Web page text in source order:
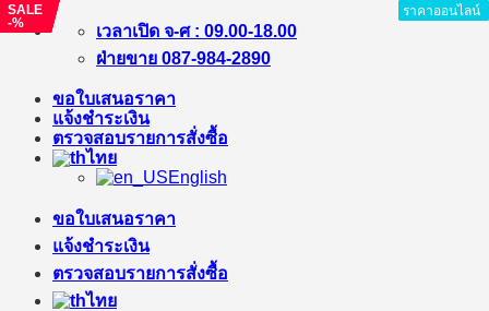
ข้าม
เนื้อหา
เวลาเปิด จ-ศ : 09.00-18.00
ฝ่ายขาย 087-984-2890
ขอใบเสนอราคา
แจ้งชำระเงิน
ตรวจสอบรายการสั่งซื้อ
ไทย
English
ขอใบเสนอราคา
แจ้งชำระเงิน
ตรวจสอบรายการสั่งซื้อ
ไทย
ราคาออนไลน์
SALE
-%
ราคาออนไลน์
SALE
-%
ราคาออนไลน์
ราคาออนไลน์
SALE
-%
ราคาออนไลน์
ราคาออนไลน์
SALE
-11%
ราคาออนไลน์
ราคาออนไลน์